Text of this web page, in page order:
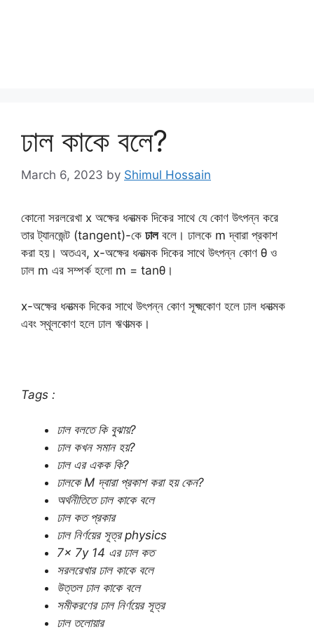
ঢাল কাকে বলে?
March 6, 2023 by Shimul Hossain
কোনো সরলরেখা x অক্ষের ধনাত্মক দিকের সাথে যে কোণ উৎপন্ন করে
তার ট্যানজেন্ট (tangent)-কে ঢালবলে। ঢালকে m দ্বারা প্রকাশ
করা হয়। অতএব, x-অক্ষের ধনাত্মক দিকের সাথে উৎপন্ন কোণ θ ও
ঢাল m এর সম্পর্ক হলো m = tanθ।
x-অক্ষের ধনাত্মক দিকের সাথে উৎপন্ন কোণ সূক্ষ্মকোণ হলে ঢাল ধনাত্মক
এবং স্থূলকোণ হলে ঢাল ঋণাত্মক।
Tags :
ঢাল বলতে কি বুঝায়?
ঢাল কখন সমান হয়?
ঢাল এর একক কি?
ঢালকে M দ্বারা প্রকাশ করা হয় কেন?
অর্থনীতিতে ঢাল কাকে বলে
ঢাল কত প্রকার
ঢাল নির্ণয়ের সূত্র physics
7x 7y 14 এর ঢাল কত
সরলরেখার ঢাল কাকে বলে
উত্তল ঢাল কাকে বলে
সমীকরণের ঢাল নির্ণয়ের সূত্র
ঢাল তলোয়ার